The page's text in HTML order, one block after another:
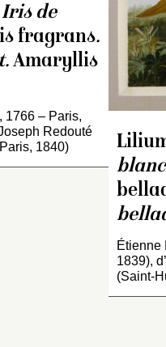
Iris de
fragrans.
Amaryllis
1766 – Paris,
Redouté
1840)
Étienne
1839),
(Saint-